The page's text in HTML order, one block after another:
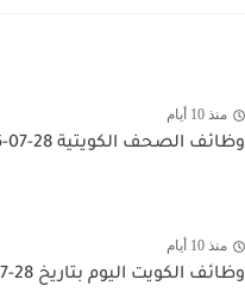
منذ 10 أيام
وظائف الصحف الكويتية 28-07-2026 في جميع التخصصات للاجانب والمواطنين
منذ 10 أيام
وظائف الكويت اليوم بتاريخ 28-07-2026 للأجانب والمواطنين في مختلف التخصصات